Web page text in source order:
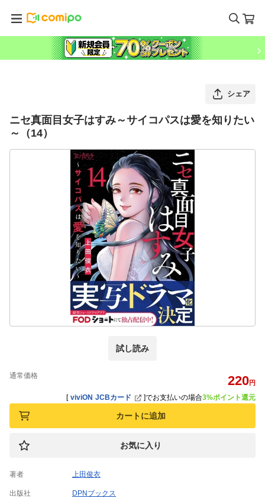
シェア
ニセ真面目女子はすみ～サイコパスは愛を知りたい
～（14）
試し読み
通常価格 220円
[ viviON JCBカード ]でお支払いの場合3%ポイント還元
カートに追加
お気に入り
著者 上田俊衣
出版社 DPNブックス